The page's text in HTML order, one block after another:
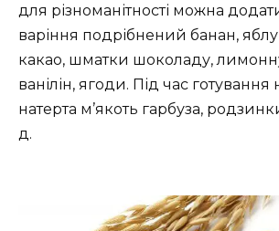
для різноманітності можна
варіння подрібнений банан,
какао, шматки шоколаду,
ванілін, ягоди. Під час готування
натерта м’якоть гарбуза,
д.